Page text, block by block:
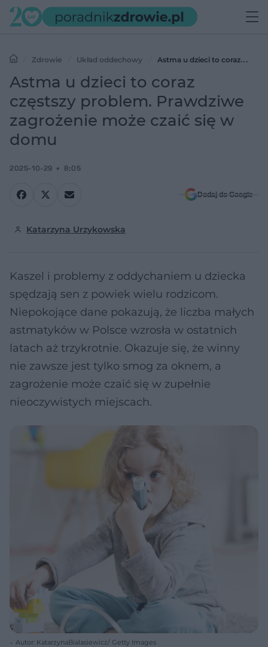
Zdrowie Układ oddechowy
Astma u dzieci to coraz
częstszy problem. Prawdziwe zagrożenie może czaić się w domu
Astma u dzieci to coraz
częstszy problem. Prawdziwe
zagrożenie może czaić się w
domu
2025-10-29 8:05
Dodaj do Google
Katarzyna Urzykowska
Kaszel i problemy z oddychaniem u dziecka
spędzają sen z powiek wielu rodzicom.
Niepokojące dane pokazują, że liczba małych
astmatyków w Polsce wzrosła w ostatnich
latach aż trzykrotnie. Okazuje się, że winny
nie zawsze jest tylko smog za oknem, a
zagrożenie może czaić się w zupełnie
nieoczywistych miejscach.
Autor: KatarzynaBialasiewicz/ Getty Images